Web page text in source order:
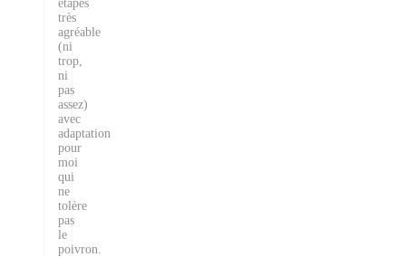
étapes
très
agréable
(ni
trop,
ni
pas
assez)
avec
adaptation
pour
moi
qui
ne
tolère
pas
le
poivron.